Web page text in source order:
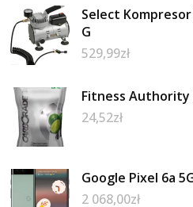
Select Kompresor
G
529,99zł
Fitness Authority
24,52zł
Google Pixel 6a
2 068,00zł